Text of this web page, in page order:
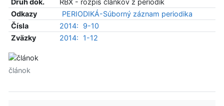
Druh dok.
RBX - rozpis článkov z periodík
Odkazy
PERIODIKÁ-Súborný záznam periodika
Čísla
2014:
9-10
Zväzky
2014: 1-12
článok